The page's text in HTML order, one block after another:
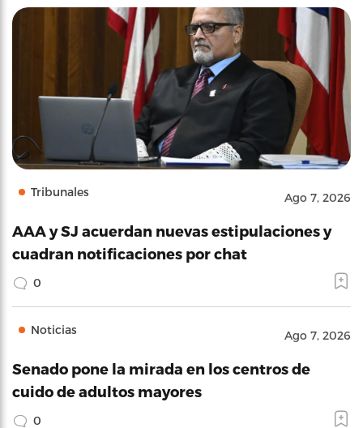
Tribunales Ago 7, 2026
AAA y SJ acuerdan nuevas estipulaciones y
cuadran notificaciones por chat
0
Noticias Ago 7, 2026
Senado pone la mirada en los centros de
cuido de adultos mayores
0